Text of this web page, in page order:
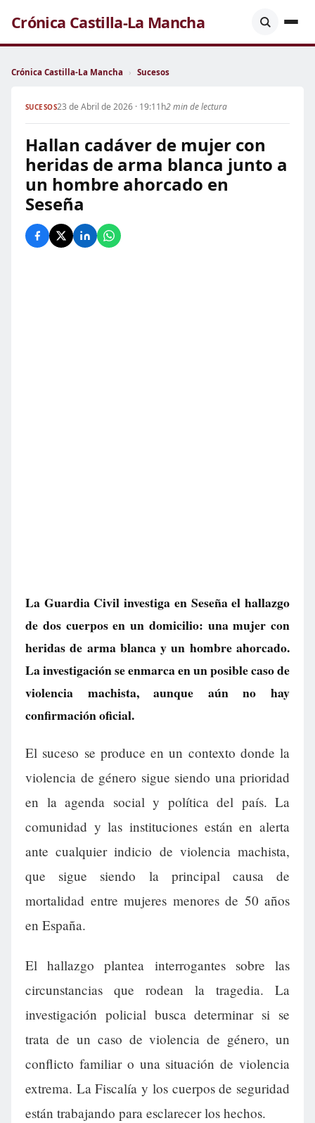
Crónica Castilla-La Mancha
Crónica Castilla-La Mancha › Sucesos
SUCESOS23 de Abril de 2026 · 19:11h2 min de lectura
Hallan cadáver de mujer con
heridas de arma blanca junto a
un hombre ahorcado en
Seseña
La Guardia Civil investiga en Seseña el hallazgo
de dos cuerpos en un domicilio: una mujer con
heridas de arma blanca y un hombre ahorcado.
La investigación se enmarca en un posible caso de
violencia machista, aunque aún no hay
confirmación oficial.
El suceso se produce en un contexto donde la
violencia de género sigue siendo una prioridad
en la agenda social y política del país. La
comunidad y las instituciones están en alerta
ante cualquier indicio de violencia machista,
que sigue siendo la principal causa de
mortalidad entre mujeres menores de 50 años
en España.
El hallazgo plantea interrogantes sobre las
circunstancias que rodean la tragedia. La
investigación policial busca determinar si se
trata de un caso de violencia de género, un
conflicto familiar o una situación de violencia
extrema. La Fiscalía y los cuerpos de seguridad
están trabajando para esclarecer los hechos.